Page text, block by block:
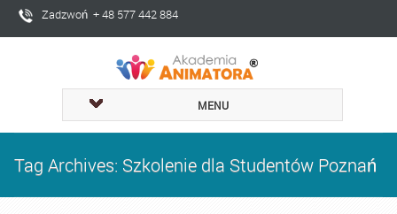
Zadzwoń + 48 577 442 884
MENU
Tag Archives: Szkolenie dla Studentów Poznań